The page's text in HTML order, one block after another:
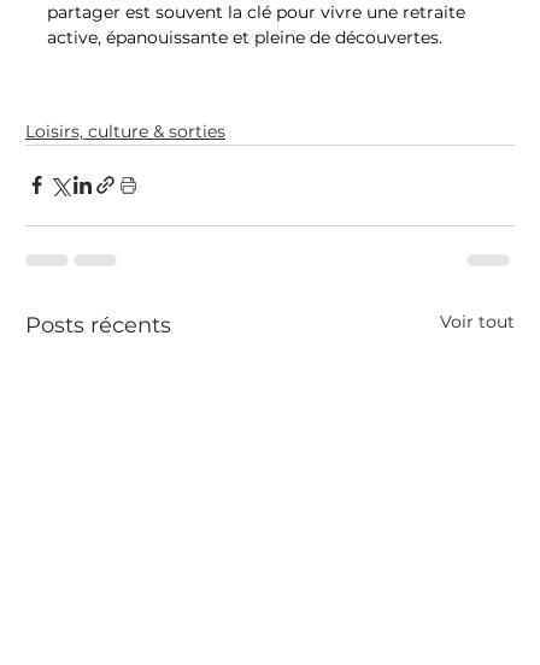
partager est souvent la clé pour vivre une retraite
active, épanouissante et pleine de découvertes.
Loisirs, culture & sorties
Posts récents Voir tout